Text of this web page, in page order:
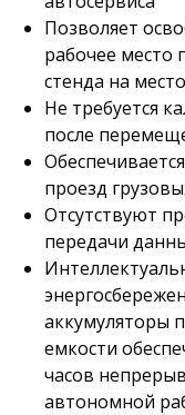
Позволяет
рабочее
стенда на
Не требуется
после
проезд
Отсутствуют
передачи
аккумуляторы
емкости
часов
автономной